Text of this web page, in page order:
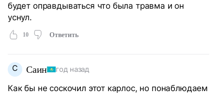
будет оправдываться что была травма и он
уснул.
10 Ответить
С Саин год назад
Как бы не соскочил этот карлос, но понаблюдаем